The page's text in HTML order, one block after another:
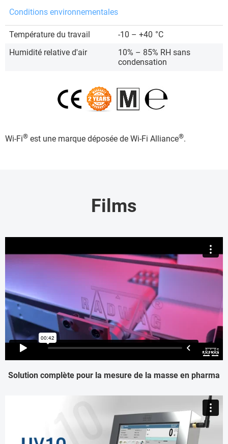
Conditions environnementales
Température du travail -10 – +40 °C
Humidité relative d'air
10% – 85% RH sans
condensation
Wi-Fi® est une marque déposée de Wi-Fi Alliance®.
Films
Solution complète pour la mesure de la masse en pharma